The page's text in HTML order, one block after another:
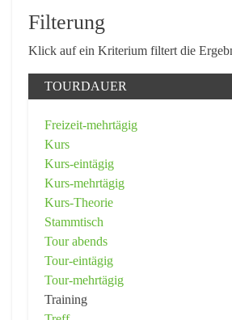
Filterung
Klick auf ein Kriterium filtert die
TOURDAUER
Freizeit-mehrtägig
Kurs
Kurs-eintägig
Kurs-mehrtägig
Kurs-Theorie
Stammtisch
Tour abends
Tour-eintägig
Tour-mehrtägig
Training